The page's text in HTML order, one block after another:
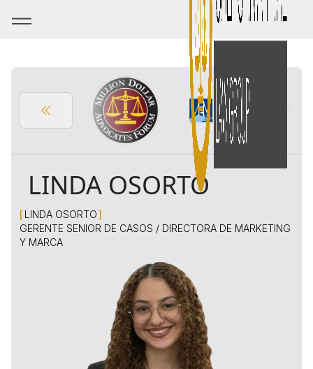
LINDA OSORTO
[ LINDA OSORTO]
GERENTE SENIOR DE CASOS / DIRECTORA DE MARKETING
Y MARCA